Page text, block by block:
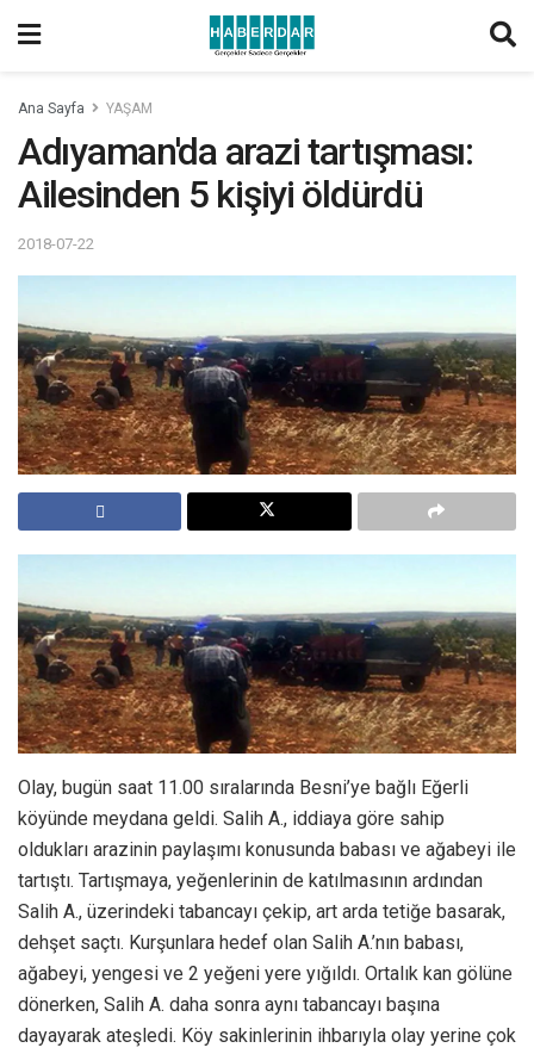
Ana Sayfa YAŞAM
Adıyaman'da arazi tartışması:
Ailesinden 5 kişiyi öldürdü
2018-07-22
Olay, bugün saat 11.00 sıralarında Besni’ye bağlı Eğerli
köyünde meydana geldi. Salih A., iddiaya göre sahip
oldukları arazinin paylaşımı konusunda babası ve ağabeyi ile
tartıştı. Tartışmaya, yeğenlerinin de katılmasının ardından
Salih A., üzerindeki tabancayı çekip, art arda tetiğe basarak,
dehşet saçtı. Kurşunlara hedef olan Salih A.’nın babası,
ağabeyi, yengesi ve 2 yeğeni yere yığıldı. Ortalık kan gölüne
dönerken, Salih A. daha sonra aynı tabancayı başına
dayayarak ateşledi. Köy sakinlerinin ihbarıyla olay yerine çok